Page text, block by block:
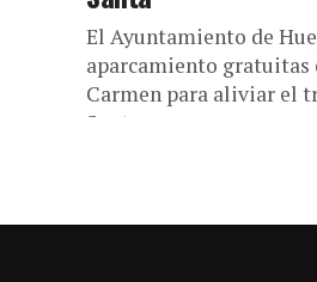
El Ayuntamiento de
aparcamiento gratuitas
Carmen para aliviar el
Santa.